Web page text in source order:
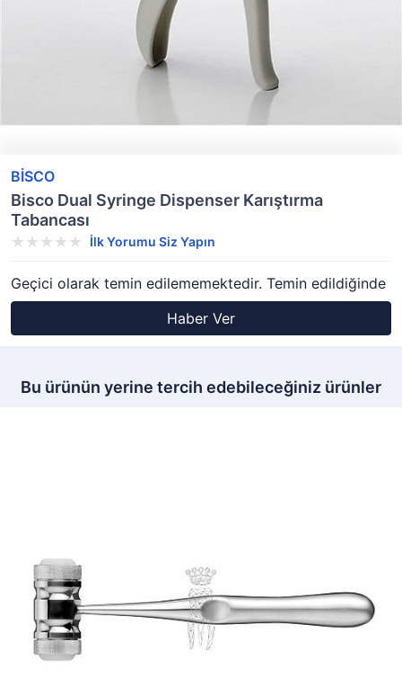
BİSCO
Bisco Dual Syringe Dispenser Karıştırma
Tabancası
İlk Yorumu Siz Yapın
Geçici olarak temin edilememektedir. Temin edildiğinde
Haber Ver
Bu ürünün yerine tercih edebileceğiniz ürünler